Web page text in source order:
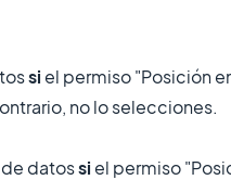
si el permiso "Posición
no lo selecciones.
datossi el permiso